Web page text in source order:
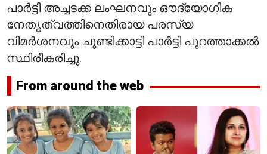
പാർട്ടി അച്ചടക്ക ലംഘനവും ഔദ്യോഗിക
നേതൃത്വത്തിനെതിരായ പരസ്യ
വിമർശനവും ചൂണ്ടിക്കാട്ടി പാർട്ടി പുറത്താക്കൽ
സ്ഥിരീകരിച്ചു.
From around the web